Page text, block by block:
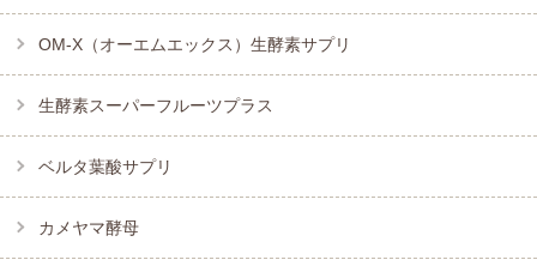
OM-X（オーエムエックス）生酵素サプリ
生酵素スーパーフルーツプラス
ベルタ葉酸サプリ
カメヤマ酵母